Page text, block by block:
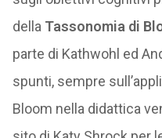
della Tassonomia di
parte di Kathwohl ed
spunti, sempre
Bloom nella didattica